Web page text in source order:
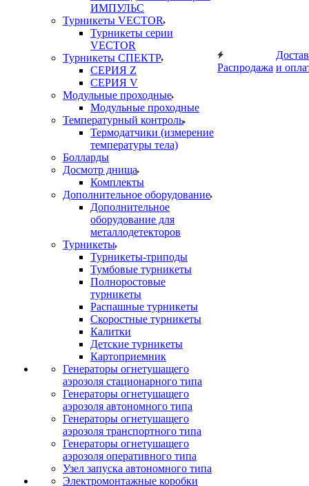
ИМПУЛЬС
Турникеты VECTOR
Турникеты серии
VECTOR
Турникеты СПЕКТР
СЕРИЯ Z
СЕРИЯ V
Модульные проходные
Модульные проходные
Температурный контроль
Термодатчики (измерение
температуры тела)
Болларды
Досмотр днища
Комплекты
Дополнительное оборудование
Дополнительное
оборудование для
металлодетекторов
Турникеты
Турникеты-триподы
Тумбовые турникеты
Полноростовые
турникеты
Распашные турникеты
Скоростные турникеты
Калитки
Детские турникеты
Картоприемник
Генераторы огнетушащего
аэрозоля стационарного типа
Генераторы огнетушащего
аэрозоля автономного типа
Генераторы огнетушащего
аэрозоля транспортного типа
Генераторы огнетушащего
аэрозоля оперативного типа
Узел запуска автономного типа
Электромонтажные коробки
Распродажа и